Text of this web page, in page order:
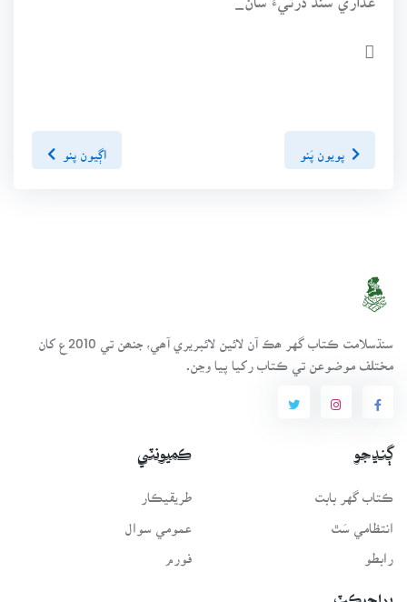

پويون پَنو اڳيون پنو
سنڌسلامت ڪتاب گهر ھڪ آن لائين لائبريري آھي، جنھن تي 2010ع کان
مختلف موضوعن تي ڪتاب رکيا پيا وڃن.
ڳنڍجو
ڪتاب گهر بابت
انتظامي سَٿ
رابطو
ڪميونٽي
طريقيڪار
عمومي سوال
فورم